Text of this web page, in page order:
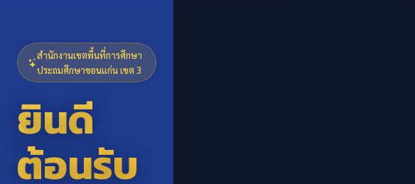
สำนักงานเขตพื้นที่การศึกษา
ประถมศึกษาขอนแก่น เขต 3
ยินดี
ต้อนรับ
สำนักงานเขตพื้นที่การศึกษา
ประถมศึกษาขอนแก่น เขต 3
กิจกรรม
วันไหว้
เจอ